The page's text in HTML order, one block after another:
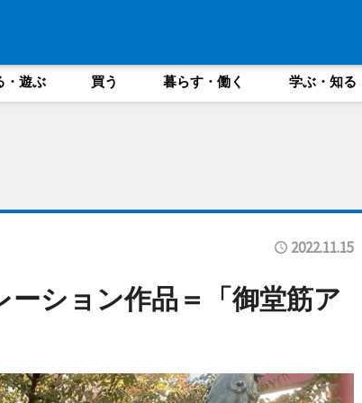
・遊ぶ 買う 暮らす・働く 学ぶ・知る
2022.11.15
ション作品＝「御堂筋ア